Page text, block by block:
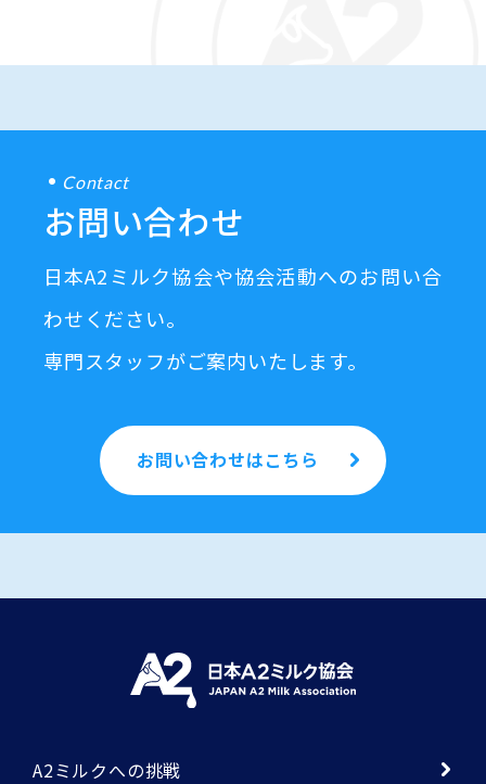
Contact
お問い合わせ
日本A2ミルク協会や協会活動へのお問い合
わせください。
専門スタッフがご案内いたします。
お問い合わせはこちら
A2ミルクへの挑戦